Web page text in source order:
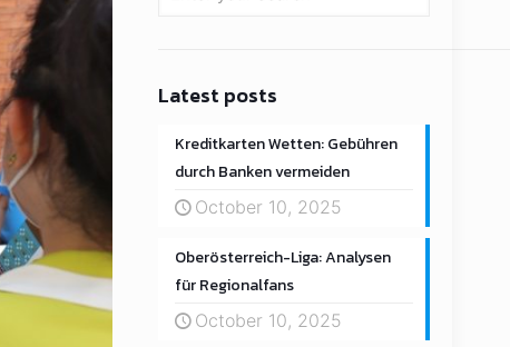
Latest posts
Kreditkarten Wetten: Gebühren
durch Banken vermeiden
October 10, 2025
Oberösterreich-Liga: Analysen
für Regionalfans
October 10, 2025